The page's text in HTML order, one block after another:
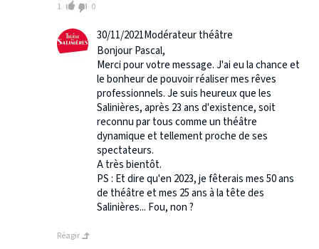
1 0
30/11/2021Modérateur théâtre
Bonjour Pascal,
Merci pour votre message. J'ai eu la chance et
le bonheur de pouvoir réaliser mes rêves
professionnels. Je suis heureux que les
Salinières, après 23 ans d'existence, soit
reconnu par tous comme un théâtre
dynamique et tellement proche de ses
spectateurs.
A très bientôt.
PS : Et dire qu'en 2023, je fêterais mes 50 ans
de théâtre et mes 25 ans à la tête des
Salinières... Fou, non ?
Réagir